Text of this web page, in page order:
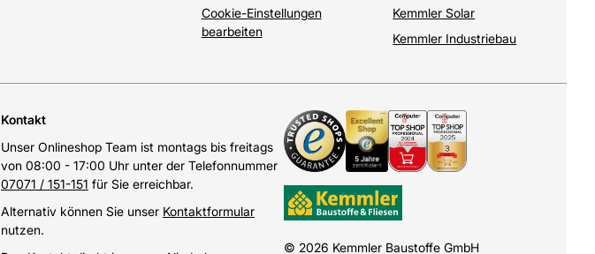
Cookie-Einstellungen
bearbeiten
Kemmler Solar
Kemmler Industriebau
Kontakt
Unser Onlineshop Team ist montags bis freitags
von 08:00 - 17:00 Uhr unter der Telefonnummer
07071 / 151-151 für Sie erreichbar.
Alternativ können Sie unser Kontaktformular
nutzen.
© 2026 Kemmler Baustoffe GmbH